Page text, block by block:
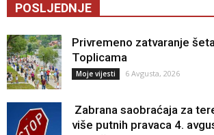
POSLJEDNJE
Privremeno zatvaranje
Toplicama
Moje vijesti 6 Avgusta, 2026
Zabrana saobraćaja za
više putnih pravaca 4.